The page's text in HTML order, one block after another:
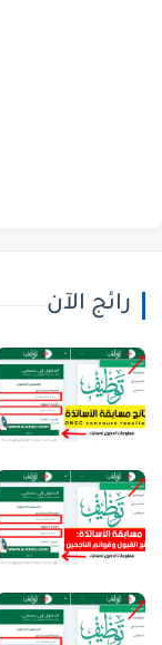
رائج الآن